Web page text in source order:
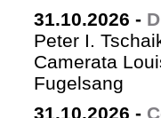
31.10.2026 -
Peter I.
Camerata
Fugelsang
31.10.2026 -